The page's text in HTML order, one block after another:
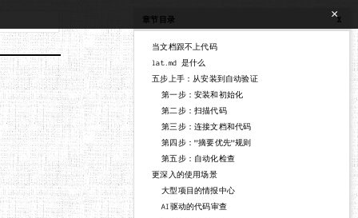
章节目录 X
当文档跟不上代码
lat.md 是什么
五步上手：从安装到自动验证
第一步：安装和初始化
第二步：扫描代码
第三步：连接文档和代码
第四步：”摘要优先”规则
第五步：自动化检查
更深入的使用场景
大型项目的情报中心
AI驱动的代码审查